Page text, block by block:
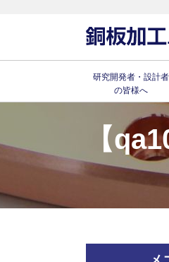
研究開発者・設計者
の皆様へ
【